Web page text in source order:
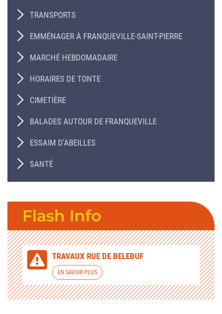
TRANSPORTS
EMMÉNAGER À FRANQUEVILLE-SAINT-PIERRE
MARCHÉ HEBDOMADAIRE
HORAIRES DE TONTE
CIMETIÈRE
BALADES AUTOUR DE FRANQUEVILLE
ESSAIM D'ABEILLES
SANTÉ
Flash Info
TRAVAUX RUE DE BELEBUF
EN SAVOIR PLUS